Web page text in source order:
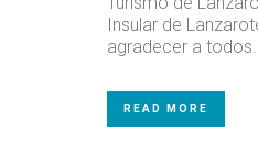
Insular de
agradecer a todos...
READ MORE